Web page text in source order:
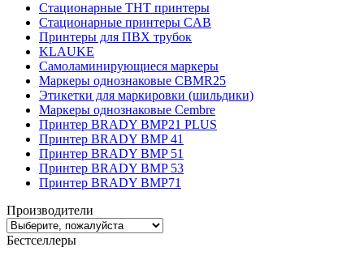
Стационарные THT принтеры
Стационарные принтеры CAB
Принтеры для ПВХ трубок
KLAUKE
Самоламинирующиеся маркеры
Маркеры однознаковые CBMR25
Этикетки для маркировки (шильдики)
Маркеры однознаковые Cembre
Принтер BRADY BMP21 PLUS
Принтер BRADY BMP 41
Принтер BRADY BMP 51
Принтер BRADY BMP 53
Принтер BRADY BMP71
Производители
Бестселлеры